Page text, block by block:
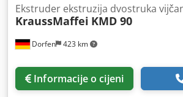
Dorfen 423 km
Ekstruder ekstruzija dvostruka
KraussMaffei KMD 90
Informacije o cijeni